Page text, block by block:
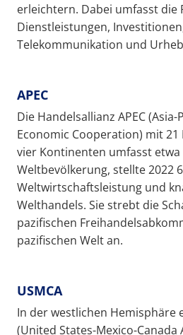
erleichtern. Dabei umfasst die
Dienstleistungen,
Telekommunikation und
APEC
Die Handelsallianz APEC (Asia-
Economic Cooperation) mit
vier Kontinenten umfasst
Weltbevölkerung, stellte 2022
Weltwirtschaftsleistung und
Welthandels. Sie strebt die
pazifischen
pazifischen Welt an.
USMCA
In der westlichen Hemisphäre
(United States-Mexico-Canada